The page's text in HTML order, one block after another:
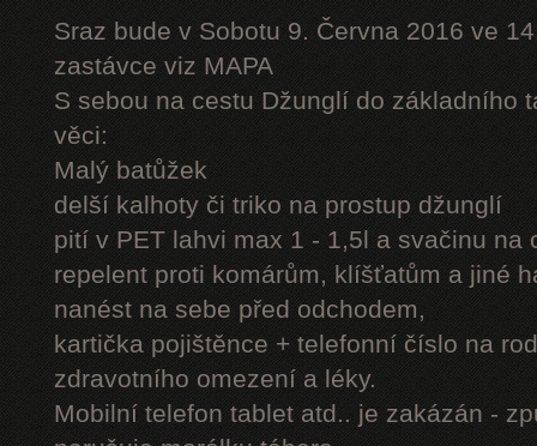
Sraz bude v Sobotu 9. Června 2016 ve
zastávce viz MAPA
S sebou na cestu Džunglí do základního
věci:
Malý batůžek
delší kalhoty či triko na prostup džunglí
pití v PET lahvi max 1 - 1,5l a svačinu na
repelent proti komárům, klíšťatům a jiné
nanést na sebe před odchodem,
kartička pojištěnce + telefonní číslo na
zdravotního omezení a léky.
Mobilní telefon tablet atd.. je zakázán -